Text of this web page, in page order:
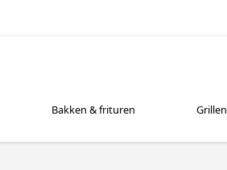
Bakken & frituren Grillen